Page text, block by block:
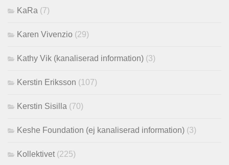
KaRa (7)
Karen Vivenzio (29)
Kathy Vik (kanaliserad information) (3)
Kerstin Eriksson (107)
Kerstin Sisilla (70)
Keshe Foundation (ej kanaliserad information) (3)
Kollektivet (225)